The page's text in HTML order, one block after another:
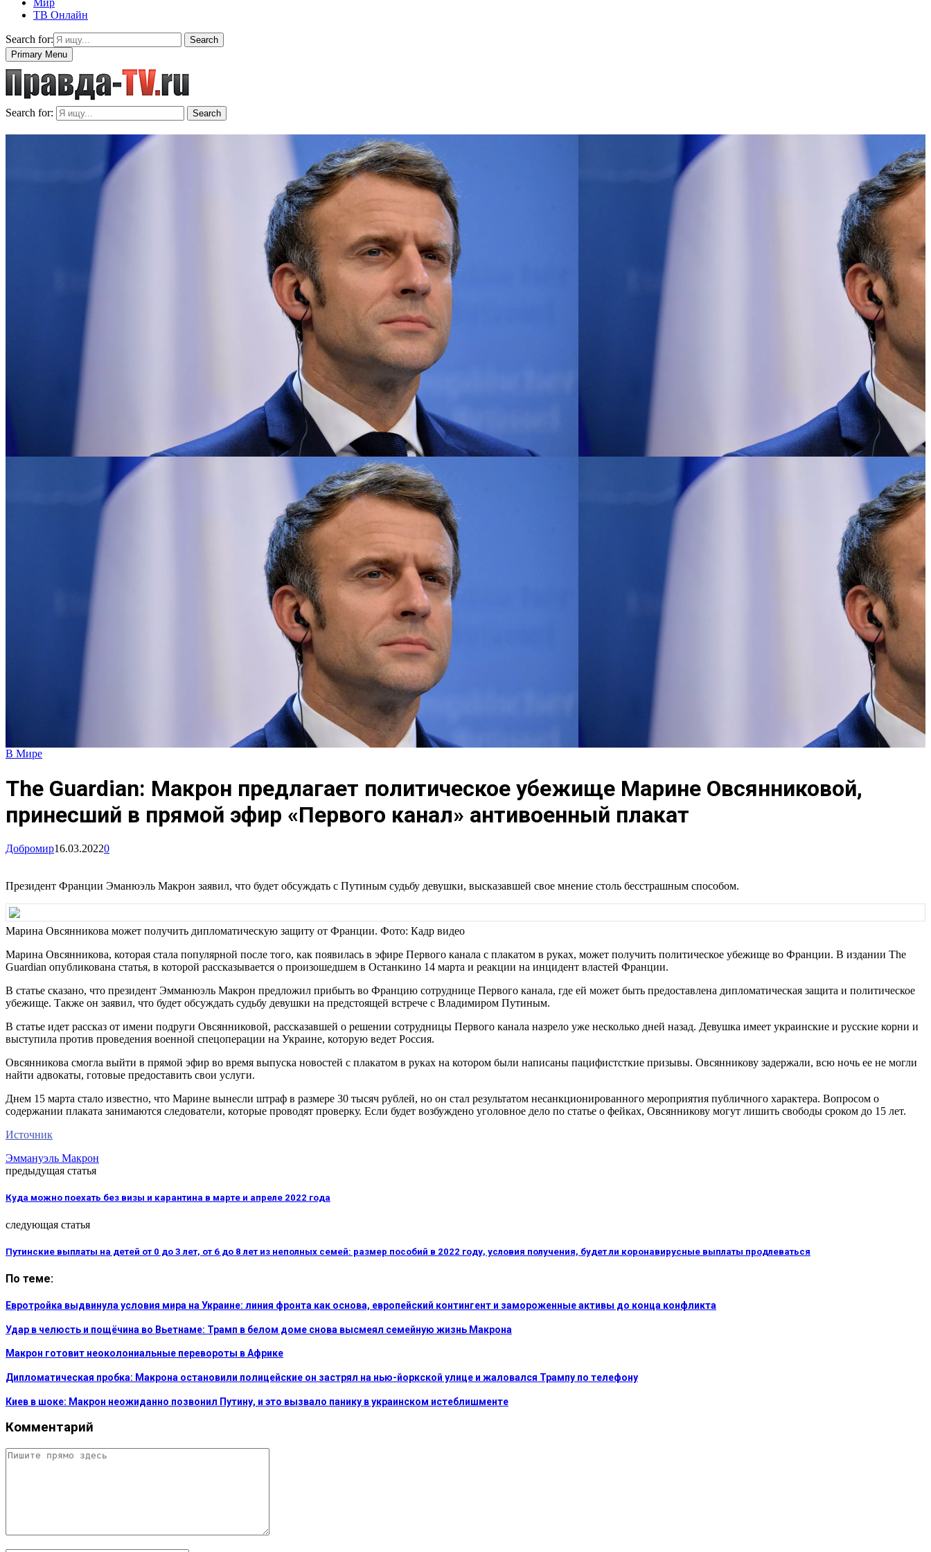
Мир
ТВ Онлайн
Search for:
Search
Primary Menu
Search for: Search
В Мире
The Guardian: Макрон предлагает политическое убежище Марине Овсянниковой,
принесший в прямой эфир «Первого канал» антивоенный плакат
Добромир16.03.20220
Президент Франции Эманюэль Макрон заявил, что будет обсуждать с Путиным судьбу девушки, высказавшей свое мнение столь бесстрашным способом.
Марина Овсянникова может получить дипломатическую защиту от Франции. Фото: Кадр видео
Марина Овсянникова, которая стала популярной после того, как появилась в эфире Первого канала с плакатом в руках, может получить политическое убежище во Франции. В издании The
Guardian опубликована статья, в которой рассказывается о произошедшем в Останкино 14 марта и реакции на инцидент властей Франции.
В статье сказано, что президент Эмманюэль Макрон предложил прибыть во Францию сотруднице Первого канала, где ей может быть предоставлена дипломатическая защита и политическое
убежище. Также он заявил, что будет обсуждать судьбу девушки на предстоящей встрече с Владимиром Путиным.
В статье идет рассказ от имени подруги Овсянниковой, рассказавшей о решении сотрудницы Первого канала назрело уже несколько дней назад. Девушка имеет украинские и русские корни и
выступила против проведения военной спецоперации на Украине, которую ведет Россия.
Овсянникова смогла выйти в прямой эфир во время выпуска новостей с плакатом в руках на котором были написаны пацифистсткие призывы. Овсянникову задержали, всю ночь ее не могли
найти адвокаты, готовые предоставить свои услуги.
Днем 15 марта стало известно, что Марине вынесли штраф в размере 30 тысяч рублей, но он стал результатом несанкционированного мероприятия публичного характера. Вопросом о
содержании плаката занимаются следователи, которые проводят проверку. Если будет возбуждено уголовное дело по статье о фейках, Овсянникову могут лишить свободы сроком до 15 лет.
Источник
Эммануэль Макрон
предыдущая статья
Куда можно поехать без визы и карантина в марте и апреле 2022 года
следующая статья
Путинские выплаты на детей от 0 до 3 лет, от 6 до 8 лет из неполных семей: размер пособий в 2022 году, условия получения, будет ли коронавирусные выплаты продлеваться
По теме:
Евротройка выдвинула условия мира на Украине: линия фронта как основа, европейский контингент и замороженные активы до конца конфликта
Удар в челюсть и пощёчина во Вьетнаме: Трамп в белом доме снова высмеял семейную жизнь Макрона
Макрон готовит неоколониальные перевороты в Африке
Дипломатическая пробка: Макрона остановили полицейские он застрял на нью-йоркской улице и жаловался Трампу по телефону
Киев в шоке: Макрон неожиданно позвонил Путину, и это вызвало панику в украинском истеблишменте
Комментарий